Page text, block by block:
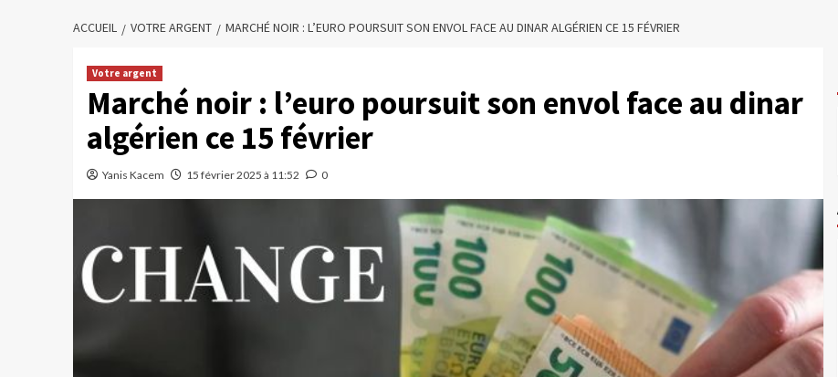
ACCUEIL VOTRE ARGENT MARCHÉ NOIR : L’EURO POURSUIT SON ENVOL FACE AU DINAR ALGÉRIEN CE 15 FÉVRIER
Votre argent
Marché noir : l’euro poursuit son envol face au dinar
algérien ce 15 février
Yanis Kacem 15 février 2025 à 11:52 0